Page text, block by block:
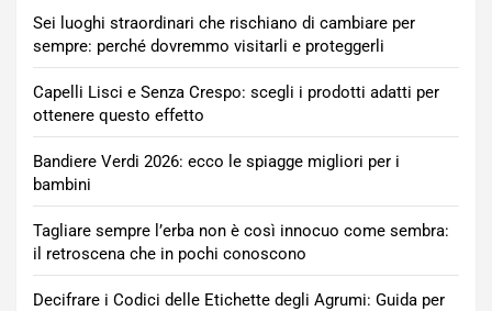
Sei luoghi straordinari che rischiano di cambiare per
sempre: perché dovremmo visitarli e proteggerli
Capelli Lisci e Senza Crespo: scegli i prodotti adatti per
ottenere questo effetto
Bandiere Verdi 2026: ecco le spiagge migliori per i
bambini
Tagliare sempre l’erba non è così innocuo come sembra:
il retroscena che in pochi conoscono
Decifrare i Codici delle Etichette degli Agrumi: Guida per